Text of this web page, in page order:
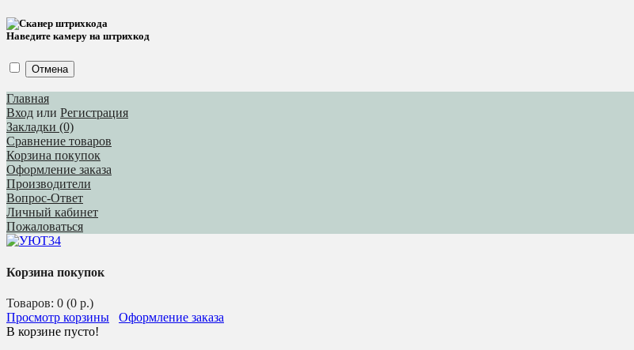
Наведите камеру на штрихкод
Отмена
Главная
Вход или Регистрация
Закладки (0)
Сравнение товаров
Корзина покупок
Оформление заказа
Производители
Вопрос-Ответ
Личный кабинет
Пожаловаться
Корзина покупок
Товаров: 0 (0 р.)
Просмотр корзины
Оформление заказа
В корзине пусто!